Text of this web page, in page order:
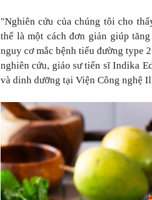
"Nghiên cứu của chúng tôi cho
thể là một cách đơn giản giúp
nguy cơ mắc bệnh tiểu đường type
nghiên cứu, giáo sư tiến sĩ Indika
và dinh dưỡng tại Viện Công nghệ